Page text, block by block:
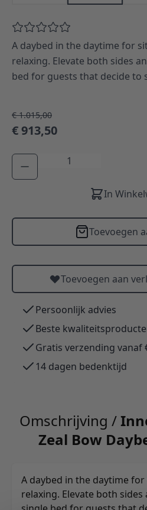
A daybed in the daytime for
relaxing. Elevate both sides
bed for guests that decide to
€ 1.015,00
€ 913,50
Aantal
In
Toevoegen
Toevoegen aan
Persoonlijk advies
Beste
Gratis verzending vanaf
14 dagen bedenktijd
Omschrijving /
Zeal Bow
A daybed in the daytime
relaxing. Elevate both